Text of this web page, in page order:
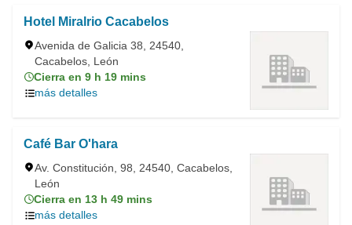
Hotel Miralrio Cacabelos
Avenida de Galicia 38, 24540,
Cacabelos, León
Cierra en 9 h 19 mins
más detalles
Café Bar O'hara
Av. Constitución, 98, 24540, Cacabelos,
León
Cierra en 13 h 49 mins
más detalles